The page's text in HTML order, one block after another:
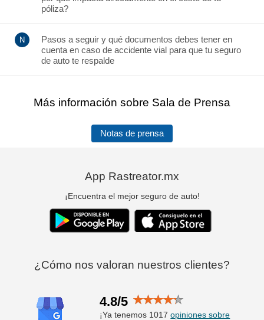
póliza?
Pasos a seguir y qué documentos debes tener en
cuenta en caso de accidente vial para que tu seguro
de auto te respalde
Más información sobre Sala de Prensa
Notas de prensa
App Rastreator.mx
¡Encuentra el mejor seguro de auto!
¿Cómo nos valoran nuestros clientes?
4.8/5
¡Ya tenemos 1017opiniones sobre